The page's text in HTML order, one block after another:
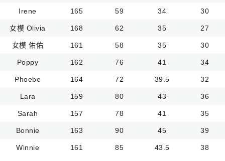
Irene 165 59 34 30
女模 Olivia 168 62 35 27
女模 佑佑 161 58 35 30
Poppy 162 76 41 34
Phoebe 164 72 39.5 32
Lara 159 80 43 36
Sarah 157 78 41 35
Bonnie 163 90 45 39
Winnie 161 85 43.5 38